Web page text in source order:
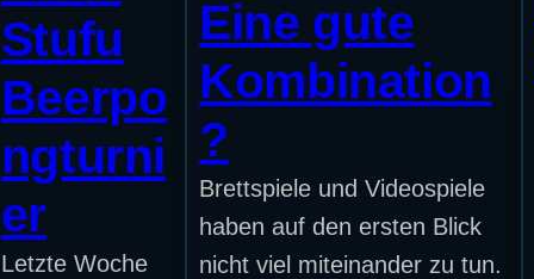
Stufu
Beerpo
ngturni
er
Letzte Woche
Eine gute
Kombination
?
Brettspiele und Videospiele
haben auf den ersten Blick
nicht viel miteinander zu tun.